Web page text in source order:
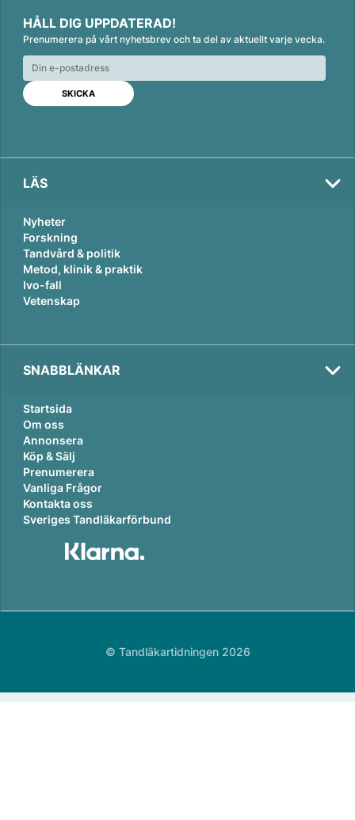
n
k
e
d
n
c
e
b
o
o
k
a
i
l
HÅLL DIG UPPDATERAD!
Prenumerera på vårt nyhetsbrev och ta del av aktuellt varje vecka.
LÄS
Nyheter
Forskning
Tandvård & politik
Metod, klinik & praktik
Ivo-fall
Vetenskap
SNABBLÄNKAR
Startsida
Om oss
Annonsera
Köp & Sälj
Prenumerera
Vanliga Frågor
Kontakta oss
Sveriges Tandläkarförbund
© Tandläkartidningen 2026